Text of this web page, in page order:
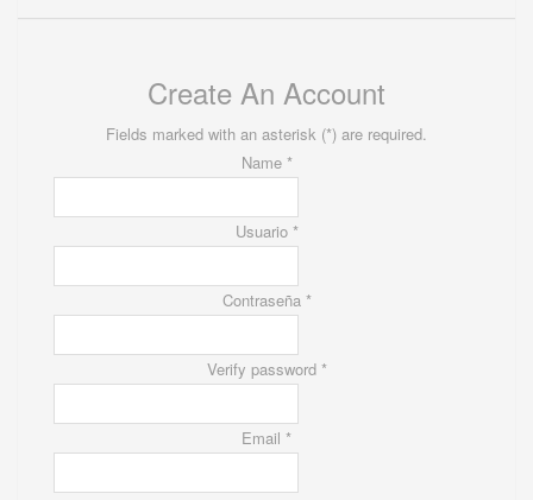
Create An Account
Fields marked with an asterisk (*) are required.
Name *
Usuario *
Contraseña *
Verify password *
Email *